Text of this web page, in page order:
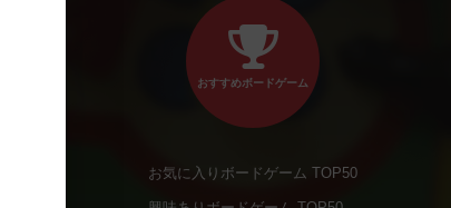
おすすめボードゲーム
お気に入りボードゲーム TOP50